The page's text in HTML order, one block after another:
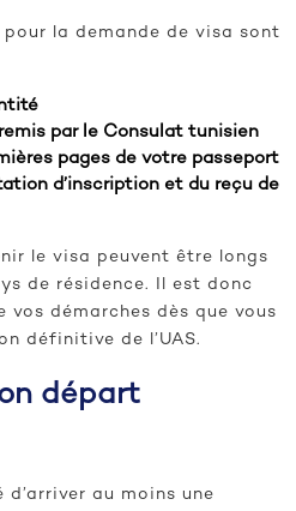
la demande de visa sont
par le Consulat tunisien
pages de votre passeport
d’inscription et du reçu de
le visa peuvent être longs
de résidence. Il est donc
vos démarches dès que vous
définitive de l’UAS.
départ
au moins une